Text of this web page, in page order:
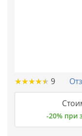
★★★★★
★★★★★ 9
-20% при